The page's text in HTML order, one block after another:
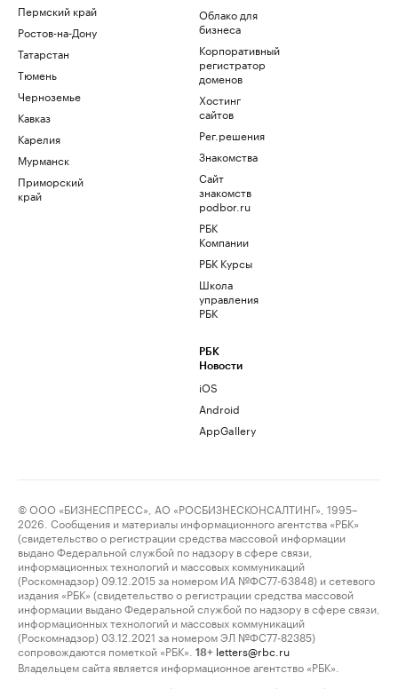
Пермский край
Ростов-на-Дону
Татарстан
Тюмень
Черноземье
Кавказ
Карелия
Мурманск
Приморский
край
Облако для
бизнеса
Корпоративный
регистратор
доменов
Хостинг
сайтов
Рег.решения
Знакомства
Сайт
знакомств
podbor.ru
РБК
Компании
РБК Курсы
Школа
управления
РБК
РБК
Новости
iOS
Android
AppGallery
© ООО «БИЗНЕСПРЕСС», АО «РОСБИЗНЕСКОНСАЛТИНГ», 1995–
2026. Сообщения и материалы информационного агентства «РБК»
(свидетельство о регистрации средства массовой информации
выдано Федеральной службой по надзору в сфере связи,
информационных технологий и массовых коммуникаций
(Роскомнадзор) 09.12.2015 за номером ИА №ФС77-63848) и сетевого
издания «РБК» (свидетельство о регистрации средства массовой
информации выдано Федеральной службой по надзору в сфере связи,
информационных технологий и массовых коммуникаций
(Роскомнадзор) 03.12.2021 за номером ЭЛ №ФС77-82385)
сопровождаются пометкой «РБК».
18+ letters@rbc.ru
Владельцем сайта является информационное агентство «РБК».